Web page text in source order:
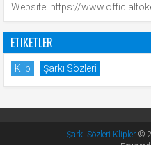
Website: https://
ETIKETLER
Klip Şarkı Sözleri
Şarkı Sözleri Klipler ©